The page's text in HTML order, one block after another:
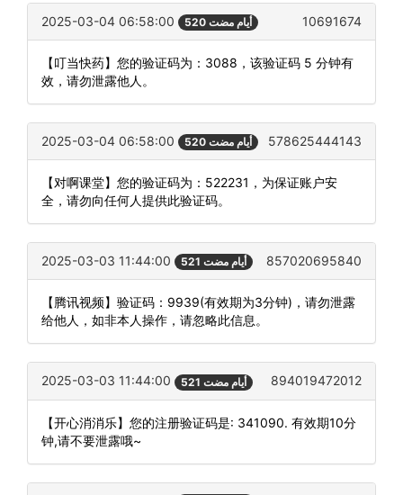
2025-03-04 06:58:00 520 أيام مضت 10691674
【叮当快药】您的验证码为：3088，该验证码 5 分钟有
效，请勿泄露他人。
2025-03-04 06:58:00 520 أيام مضت 578625444143
【对啊课堂】您的验证码为：522231，为保证账户安
全，请勿向任何人提供此验证码。
2025-03-03 11:44:00 521 أيام مضت 857020695840
【腾讯视频】验证码：9939(有效期为3分钟)，请勿泄露
给他人，如非本人操作，请忽略此信息。
2025-03-03 11:44:00 521 أيام مضت 894019472012
【开心消消乐】您的注册验证码是: 341090. 有效期10分
钟,请不要泄露哦~